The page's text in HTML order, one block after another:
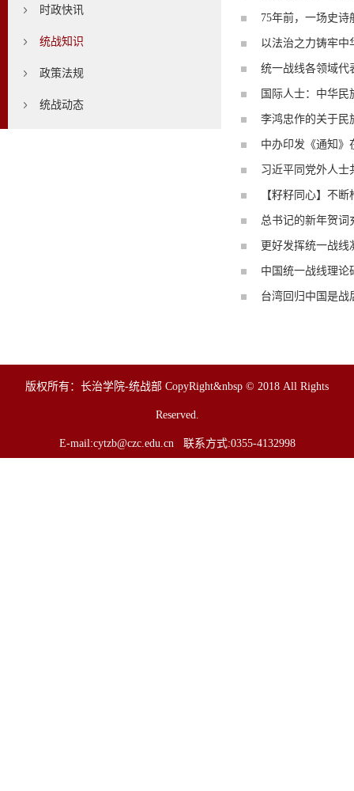
时政快讯
统战知识
政策法规
统战动态
75年前，一场史诗
以法治之力铸牢中
统一战线各领域代
国际人士：中华
李鸿忠作的关于民
中办印发《通知》
习近平同党外人士
【籽籽同心】不
总书记的新年贺词
更好发挥统一战
中国统一战线理论
台湾回归中国是战
版权所有：长治学院-统战部 CopyRight&nbsp © 2018 All Rights
Reserved.
E-mail:cytzb@czc.edu.cn联系方式:0355-4132998